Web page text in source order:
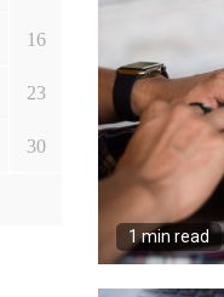
1 min read
16
23
30